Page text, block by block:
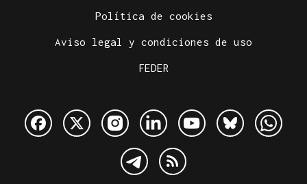
Política de cookies
Aviso legal y condiciones de uso
FEDER